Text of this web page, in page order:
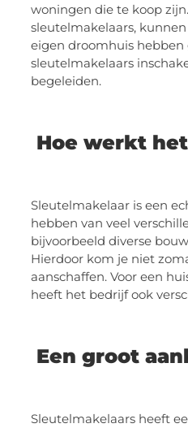
woningen die te koop
sleutelmakelaars,
eigen droomhuis hebben
sleutelmakelaars
begeleiden.
Hoe werkt
Sleutelmakelaar is een
hebben van veel
bijvoorbeeld diverse
Hierdoor kom je niet
aanschaffen. Voor een
heeft het bedrijf ook
Een groot
Sleutelmakelaars heeft